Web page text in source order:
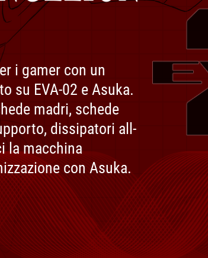
i gamer con un
su EVA-02 e Asuka.
madri, schede
dissipatori all-
la macchina
con Asuka.